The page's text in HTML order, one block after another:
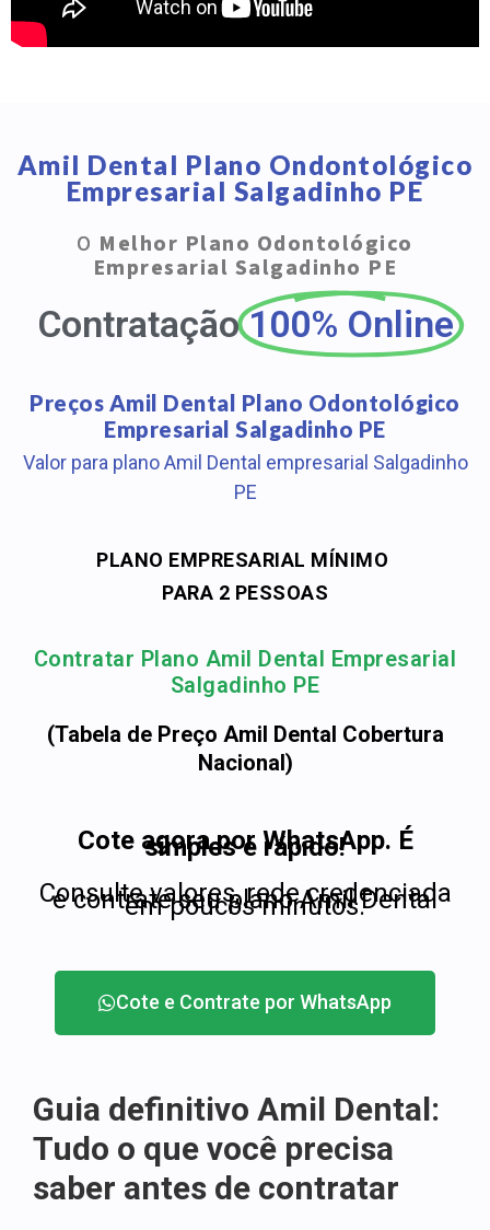
Amil Dental Plano Ondontológico
Empresarial Salgadinho PE
O Melhor Plano Odontológico
Empresarial Salgadinho PE
Contratação 100% Online
Preços Amil Dental Plano Odontológico
Empresarial Salgadinho PE
Valor para plano Amil Dental empresarial Salgadinho
PE
PLANO EMPRESARIAL MÍNIMO
PARA 2 PESSOAS
Contratar Plano Amil Dental Empresarial
Salgadinho PE
(Tabela de Preço Amil Dental Cobertura
Nacional)
Cote agora por WhatsApp. É
simples e rápido!
Consulte valores, rede credenciada
e contrate seu plano Amil Dental
em poucos minutos.
Cote e Contrate por WhatsApp
Guia definitivo Amil Dental:
Tudo o que você precisa
saber antes de contratar